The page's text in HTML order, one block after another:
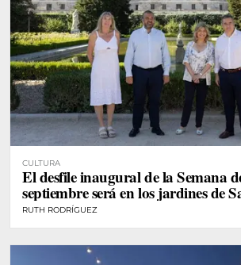
CULTURA
El desfile inaugural de la Semana
septiembre será en los jardines de
RUTH RODRÍGUEZ